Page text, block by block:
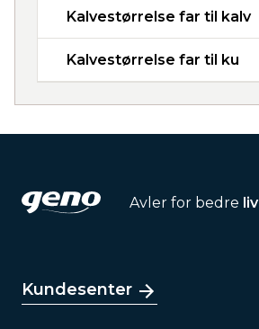
Kalvestørrelse far til kalv
Kalvestørrelse far til ku
Avler for bedre liv
Kundesenter